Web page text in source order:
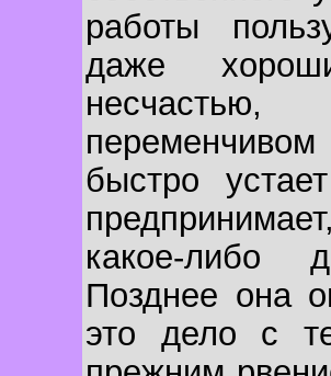
работы
даже
быстро
какое-либо
Позднее она
это дело с